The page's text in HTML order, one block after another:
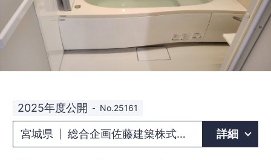
2025年度公開 No.25161
宮城県 総合企画佐藤建築株式会社 詳細